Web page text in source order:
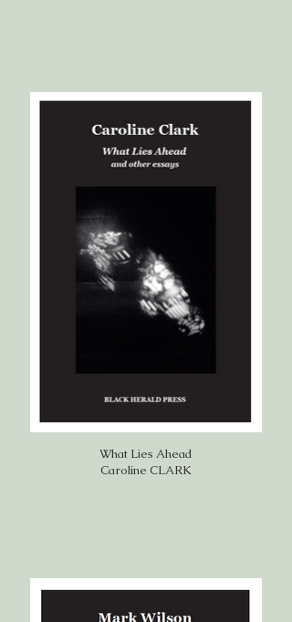
What Lies Ahead
Caroline CLARK